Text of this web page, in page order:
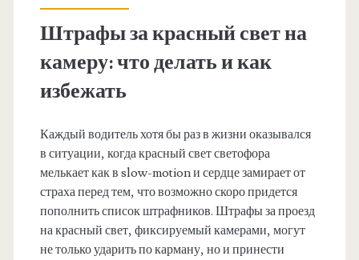
Штрафы за красный свет на
камеру: что делать и как
избежать
Каждый водитель хотя бы раз в жизни оказывался
в ситуации, когда красный свет светофора
мелькает как в slow-motion и сердце замирает от
страха перед тем, что возможно скоро придется
пополнить список штрафников. Штрафы за проезд
на красный свет, фиксируемый камерами, могут
не только ударить по карману, но и принести